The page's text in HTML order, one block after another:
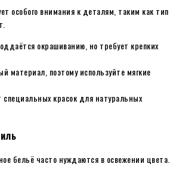
особого внимания к деталям, таким как тип
окрашиванию, но требует крепких
материал, поэтому используйте мягкие
специальных красок для натуральных
бельё часто нуждаются в освежении цвета.